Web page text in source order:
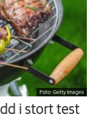
Foto: Getty Images
i stort test